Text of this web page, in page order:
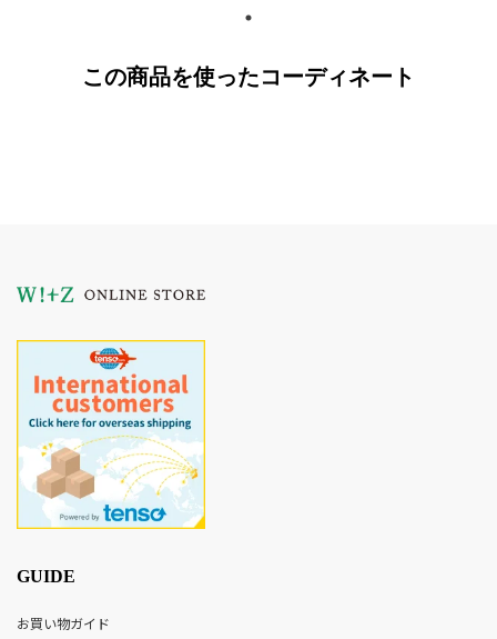
この商品を使ったコーディネート
GUIDE
お買い物ガイド